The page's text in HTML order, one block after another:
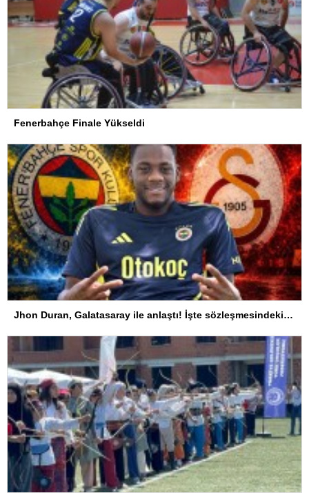
Fenerbahçe Finale Yükseldi
Jhon Duran, Galatasaray ile anlaştı! İşte sözleşmesindeki özel madde